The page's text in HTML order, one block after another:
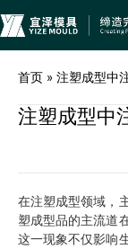
首页 » 注塑成型中
注塑成型中
在注塑成型领域，
塑成型品的主流道
这一现象不仅影响